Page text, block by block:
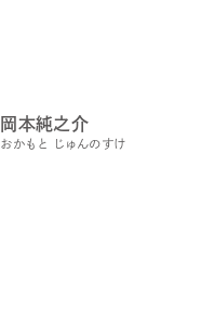
岡本純之介
おかもと じゅんのすけ